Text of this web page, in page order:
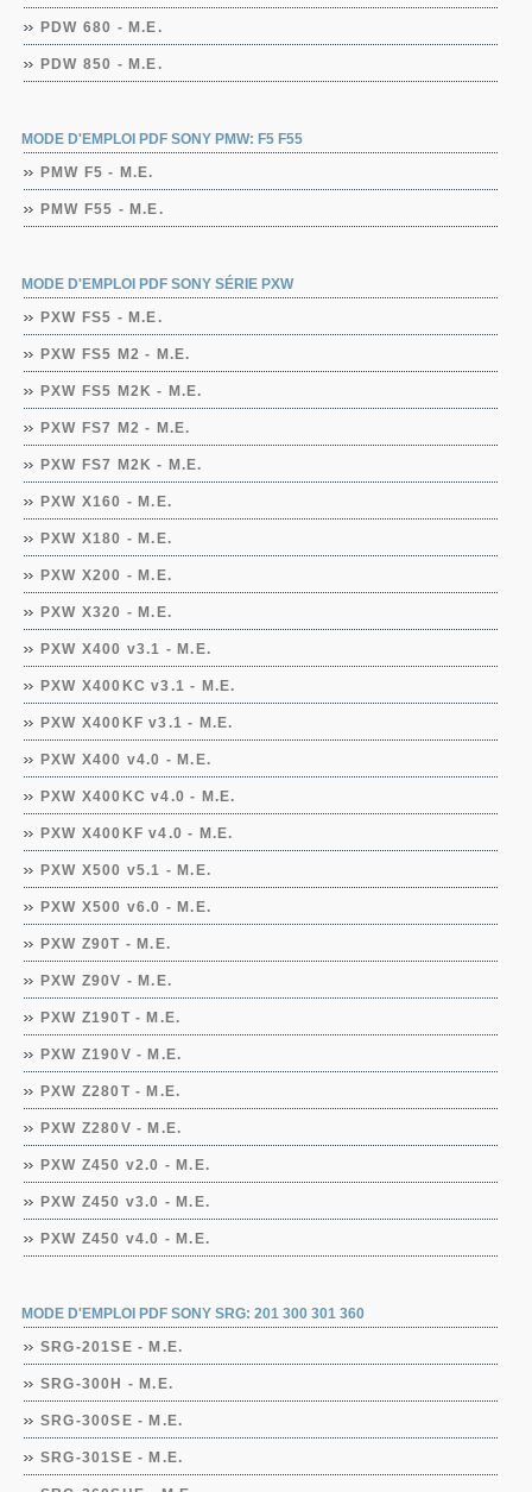
PDW 680 - M.E.
PDW 850 - M.E.
MODE D'EMPLOI PDF SONY PMW: F5 F55
PMW F5 - M.E.
PMW F55 - M.E.
MODE D'EMPLOI PDF SONY SÉRIE PXW
PXW FS5 - M.E.
PXW FS5 M2 - M.E.
PXW FS5 M2K - M.E.
PXW FS7 M2 - M.E.
PXW FS7 M2K - M.E.
PXW X160 - M.E.
PXW X180 - M.E.
PXW X200 - M.E.
PXW X320 - M.E.
PXW X400 v3.1 - M.E.
PXW X400KC v3.1 - M.E.
PXW X400KF v3.1 - M.E.
PXW X400 v4.0 - M.E.
PXW X400KC v4.0 - M.E.
PXW X400KF v4.0 - M.E.
PXW X500 v5.1 - M.E.
PXW X500 v6.0 - M.E.
PXW Z90T - M.E.
PXW Z90V - M.E.
PXW Z190T - M.E.
PXW Z190V - M.E.
PXW Z280T - M.E.
PXW Z280V - M.E.
PXW Z450 v2.0 - M.E.
PXW Z450 v3.0 - M.E.
PXW Z450 v4.0 - M.E.
MODE D'EMPLOI PDF SONY SRG: 201 300 301 360
SRG-201SE - M.E.
SRG-300H - M.E.
SRG-300SE - M.E.
SRG-301SE - M.E.